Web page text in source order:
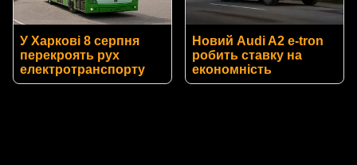
У Харкові 8 серпня
перекроять рух
електротранспорту
Новий Audi A2 e-tron
робить ставку на
економність